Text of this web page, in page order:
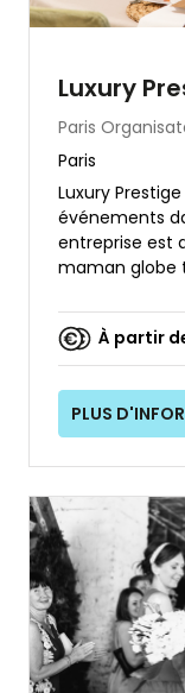
Luxury
Paris
Paris
Luxury
événements
entreprise est
maman globe
À partir
PLUS